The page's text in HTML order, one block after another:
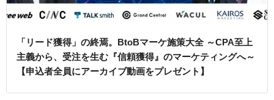
「リード獲得」の終焉。BtoBマーケ施策大全 ～CPA至上
主義から、受注を生む『信頼獲得』のマーケティングへ～
【申込者全員にアーカイブ動画をプレゼント】